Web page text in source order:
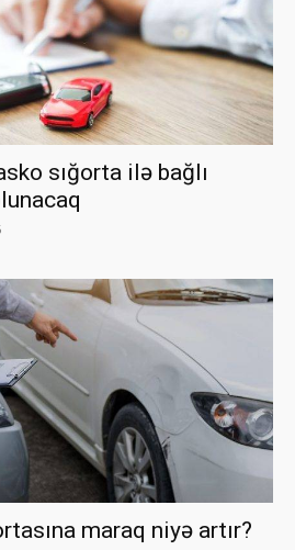
sığorta ilə bağlı
maraq niyə artır?